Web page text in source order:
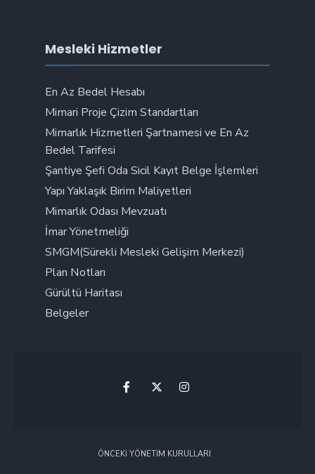
Mesleki Hizmetler
En Az Bedel Hesabı
Mimari Proje Çizim Standartları
Mimarlık Hizmetleri Şartnamesi ve En Az
Bedel Tarifesi
Şantiye Şefi Oda Sicil Kayıt Belge İşlemleri
Yapı Yaklaşık Birim Maliyetleri
Mimarlık Odası Mevzuatı
İmar Yönetmeliği
SMGM(Sürekli Mesleki Gelişim Merkezi)
Plan Notları
Gürültü Haritası
Belgeler
ÖNCEKI YÖNETIM KURULLARI